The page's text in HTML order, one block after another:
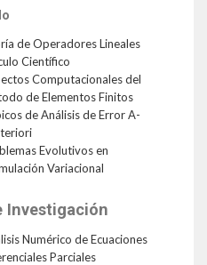
de Operadores Lineales
Científico
Computacionales del
de Elementos Finitos
de Análisis de Error A-
Evolutivos en
Variacional
Investigación
Numérico de Ecuaciones
Parciales